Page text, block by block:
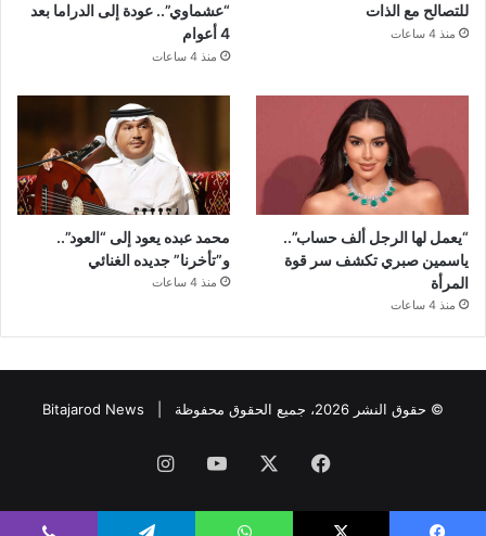
للتصالح مع الذات
منذ 4 ساعات
“عشماوي”.. عودة إلى الدراما بعد
4 أعوام
منذ 4 ساعات
“يعمل لها الرجل ألف حساب”..
ياسمين صبري تكشف سر قوة
المرأة
منذ 4 ساعات
محمد عبده يعود إلى “العود”..
و”تأخرنا” جديده الغنائي
منذ 4 ساعات
© حقوق النشر 2026، جميع الحقوق محفوظة | Bitajarod News
فيسبوك ‫YouTubeانستقرام